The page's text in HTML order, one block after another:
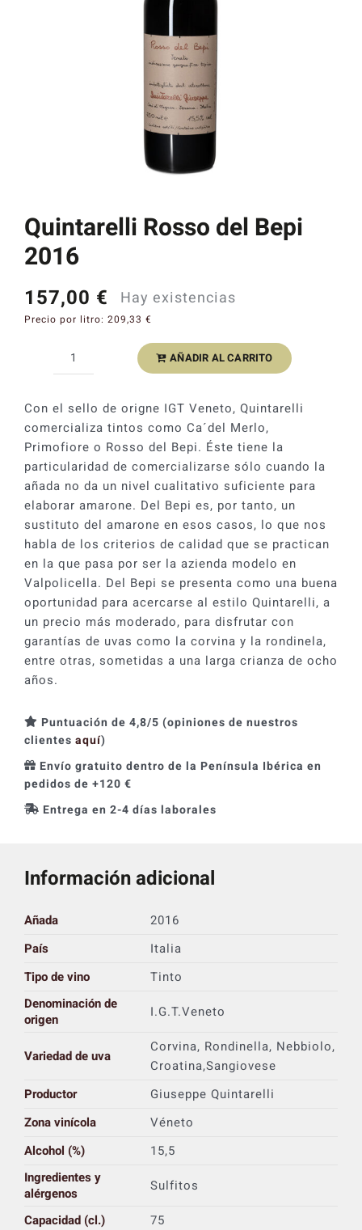
Quintarelli Rosso del Bepi
2016
157,00 € Hay existencias
Precio por litro: 209,33 €
Quintarelli
del
Bepi
2016
cantidad
AÑADIR AL CARRITO
Con el sello de origne IGT Veneto, Quintarelli
comercializa tintos como Ca´del Merlo,
Primofiore o Rosso del Bepi. Éste tiene la
particularidad de comercializarse sólo cuando la
añada no da un nivel cualitativo suficiente para
elaborar amarone. Del Bepi es, por tanto, un
sustituto del amarone en esos casos, lo que nos
habla de los criterios de calidad que se practican
en la que pasa por ser la azienda modelo en
Valpolicella. Del Bepi se presenta como una buena
oportunidad para acercarse al estilo Quintarelli, a
un precio más moderado, para disfrutar con
garantías de uvas como la corvina y la rondinela,
entre otras, sometidas a una larga crianza de ocho
años.
Puntuación de 4,8/5 (opiniones de nuestros
clientes aquí)
Envío gratuito dentro de la Península Ibérica en
pedidos de +120 €
Entrega en 2-4 días laborales
Información adicional
Añada
2016
País
Italia
Tipo de vino
Tinto
Denominación de
origen
I.G.T.Veneto
Variedad de uva
Corvina, Rondinella, Nebbiolo,
Croatina,Sangiovese
Productor
Giuseppe Quintarelli
Zona vinícola
Véneto
Alcohol (%)
15,5
Ingredientes y
alérgenos
Sulfitos
Capacidad (cl.)
75